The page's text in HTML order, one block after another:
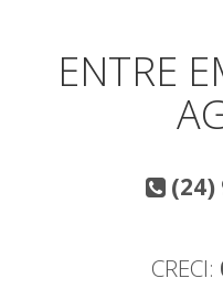
ENTRE
(24)
CRECI: